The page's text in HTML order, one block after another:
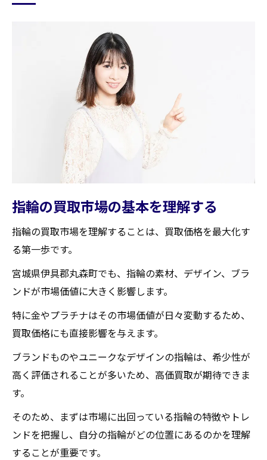
信頼できる査定士を見つける方法
高評価を得るためのコミュニケーション術
地域特性を活かした交渉術
地元の口コミから学ぶ買取成功術
買取前に知っておきたい指輪の価値を高める方
指輪の価値を引き上げるクリーニング方法
付属品の重要性とその扱い方
プロによる査定を受ける前の準備
指輪の来歴を確認するメリット
指輪買取の流れを理解し賢く取引するコツ
査定から契約までのステップを理解する
トラブルを避けるための注意事項
指輪買取で失敗しないための準備と注意点
買取前に確認すべき書類一覧
指輪の買取市場の基本を理解する
指輪の買取市場を理解することは、買取価格を最大化す
る第一歩です。
宮城県伊具郡丸森町でも、指輪の素材、デザイン、ブラ
ンドが市場価値に大きく影響します。
特に金やプラチナはその市場価値が日々変動するため、
買取価格にも直接影響を与えます。
ブランドものやユニークなデザインの指輪は、希少性が
高く評価されることが多いため、高価買取が期待できま
す。
そのため、まずは市場に出回っている指輪の特徴やトレ
ンドを把握し、自分の指輪がどの位置にあるのかを理解
することが重要です。